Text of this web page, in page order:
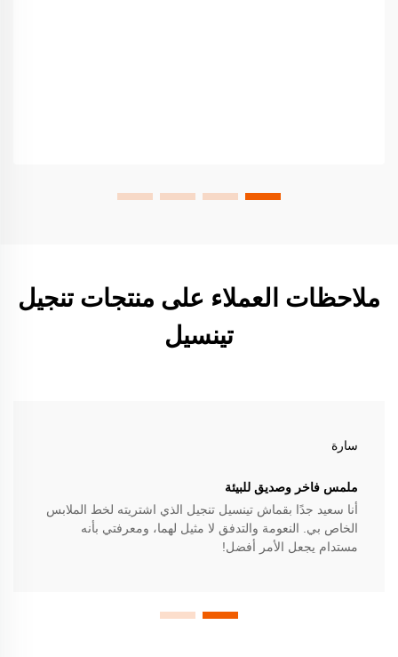
ملاحظات العملاء على منتجات تنجيل
تينسيل
سارة
ملمس فاخر وصديق للبيئة
أنا سعيد جدًا بقماش تينسيل تنجيل الذي اشتريته لخط الملابس
الخاص بي. النعومة والتدفق لا مثيل لهما، ومعرفتي بأنه
مستدام يجعل الأمر أفضل!